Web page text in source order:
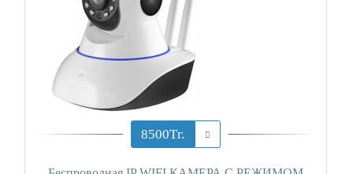
8500Тг.